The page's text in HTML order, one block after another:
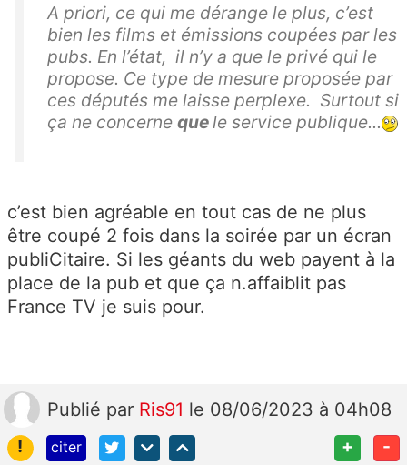
A priori, ce qui me dérange le plus, c’est
bien les films et émissions coupées par les
pubs. En l’état, il n’y a que le privé qui le
propose. Ce type de mesure proposée par
ces députés me laisse perplexe. Surtout si
ça ne concerne quele service publique...
c’est bien agréable en tout cas de ne plus
être coupé 2 fois dans la soirée par un écran
publiCitaire. Si les géants du web payent à la
place de la pub et que ça n.affaiblit pas
France TV je suis pour.
Publié par Ris91 le 08/06/2023 à 04h08
!
citer + -